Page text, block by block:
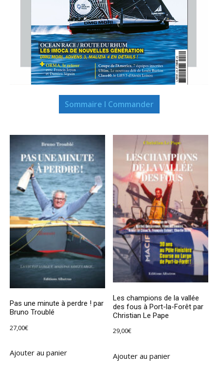
Sommaire I Commander
Pas une minute à perdre ! par
Bruno Troublé
27,00€
Ajouter au panier
Les champions de la vallée
des fous à Port-la-Forêt par
Christian Le Pape
29,00€
Ajouter au panier